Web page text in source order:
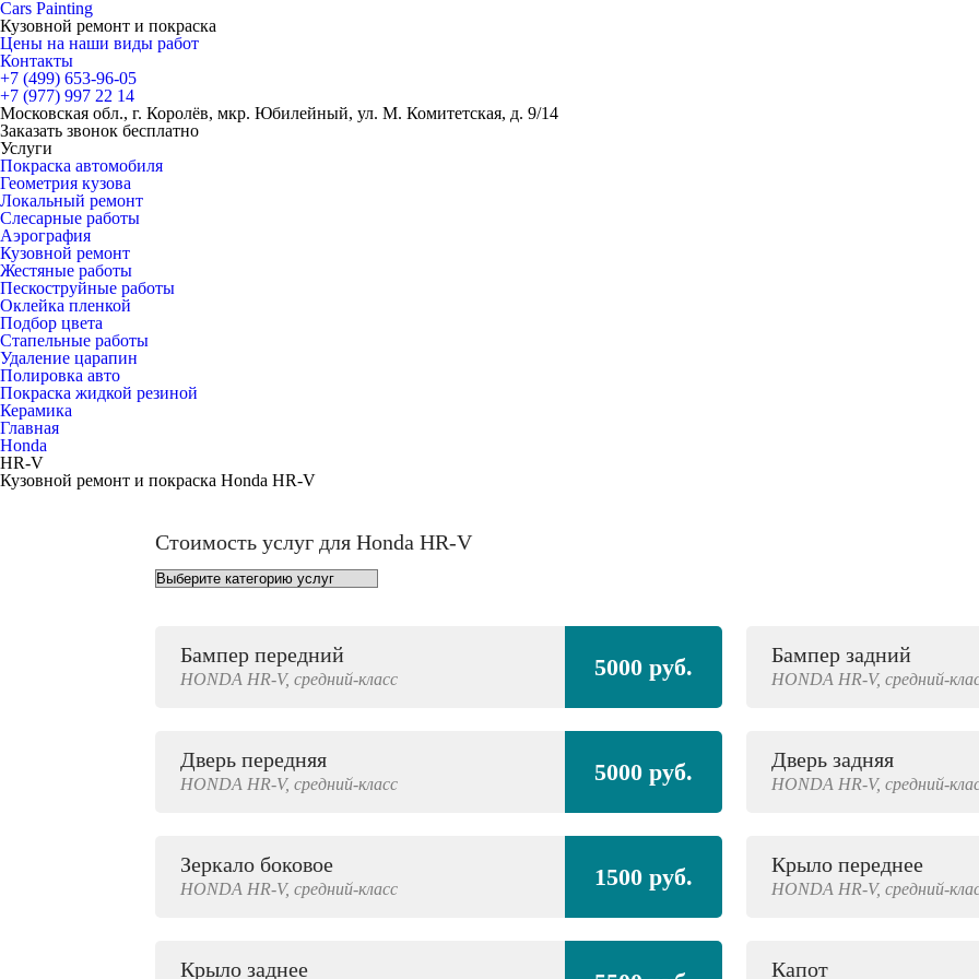
Cars Painting
Кузовной ремонт и покраска
Цены на наши виды работ
Контакты
+7 (499) 653-96-05
+7 (977) 997 22 14
Московская обл., г. Королёв, мкр. Юбилейный, ул. М. Комитетская, д. 9/14
Заказать звонок бесплатно
Услуги
Покраска автомобиля
Геометрия кузова
Локальный ремонт
Слесарные работы
Аэрография
Кузовной ремонт
Жестяные работы
Пескоструйные работы
Оклейка пленкой
Подбор цвета
Стапельные работы
Удаление царапин
Полировка авто
Покраска жидкой резиной
Керамика
Главная
Honda
HR-V
Кузовной ремонт и покраска Honda HR-V
Стоимость услуг для Honda HR-V
Бампер передний
HONDA HR-V, средний-класс 5000 руб. Бампер задний
HONDA HR-V, средний-
Дверь передняя
HONDA HR-V, средний-класс 5000 руб. Дверь задняя
HONDA HR-V, средний-
Зеркало боковое
HONDA HR-V, средний-класс 1500 руб. Крыло переднее
HONDA HR-V, средний-
Крыло заднее Капот